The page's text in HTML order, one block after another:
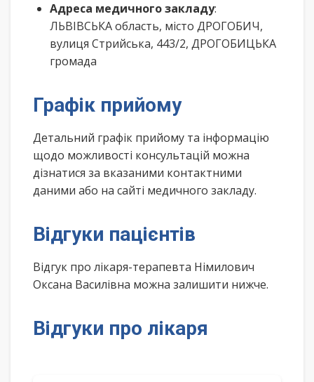
Адреса медичного закладу:
ЛЬВІВСЬКА область, місто ДРОГОБИЧ,
вулиця Стрийська, 443/2, ДРОГОБИЦЬКА
громада
Графік прийому
Детальний графік прийому та інформацію
щодо можливості консультацій можна
дізнатися за вказаними контактними
даними або на сайті медичного закладу.
Відгуки пацієнтів
Відгук про лікаря-терапевта Німилович
Оксана Василівна можна залишити нижче.
Відгуки про лікаря